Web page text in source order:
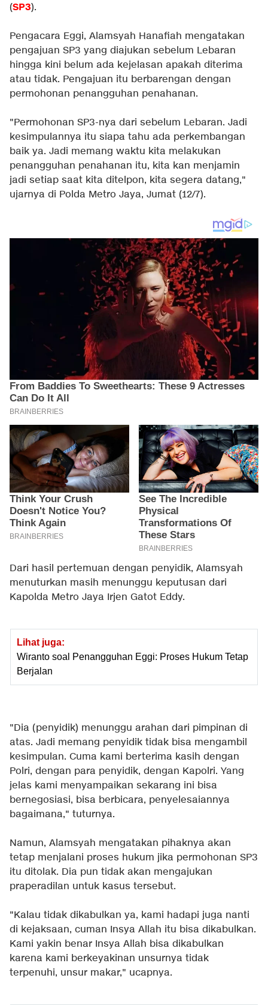
(SP3).
Pengacara Eggi, Alamsyah Hanafiah mengatakan
pengajuan SP3 yang diajukan sebelum Lebaran
hingga kini belum ada kejelasan apakah diterima
atau tidak. Pengajuan itu berbarengan dengan
permohonan penangguhan penahanan.
"Permohonan SP3-nya dari sebelum Lebaran. Jadi
kesimpulannya itu siapa tahu ada perkembangan
baik ya. Jadi memang waktu kita melakukan
penangguhan penahanan itu, kita kan menjamin
jadi setiap saat kita ditelpon, kita segera datang,"
ujarnya di Polda Metro Jaya, Jumat (12/7).
Dari hasil pertemuan dengan penyidik, Alamsyah
menuturkan masih menunggu keputusan dari
Kapolda Metro Jaya Irjen Gatot Eddy.
Lihat juga:
Wiranto soal Penangguhan Eggi: Proses Hukum Tetap
Berjalan
"Dia (penyidik) menunggu arahan dari pimpinan di
atas. Jadi memang penyidik tidak bisa mengambil
kesimpulan. Cuma kami berterima kasih dengan
Polri, dengan para penyidik, dengan Kapolri. Yang
jelas kami menyampaikan sekarang ini bisa
bernegosiasi, bisa berbicara, penyelesaiannya
bagaimana," tuturnya.
Namun, Alamsyah mengatakan pihaknya akan
tetap menjalani proses hukum jika permohonan SP3
itu ditolak. Dia pun tidak akan mengajukan
praperadilan untuk kasus tersebut.
"Kalau tidak dikabulkan ya, kami hadapi juga nanti
di kejaksaan, cuman Insya Allah itu bisa dikabulkan.
Kami yakin benar Insya Allah bisa dikabulkan
karena kami berkeyakinan unsurnya tidak
terpenuhi, unsur makar," ucapnya.